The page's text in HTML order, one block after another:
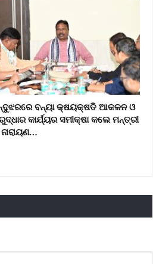
ବନ୍ୟା କ୍ଷୟକ୍ଷତି ଆକଳନ ଓ
କାର୍ଯ୍ୟର ସମୀକ୍ଷା କଲେ ମନ୍ତ୍ରୀ